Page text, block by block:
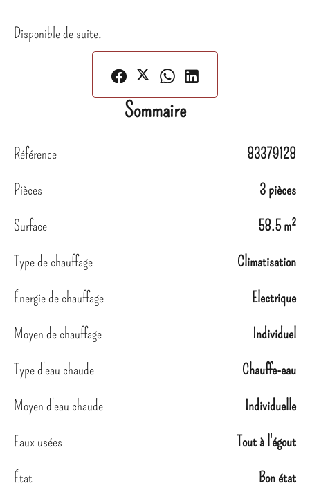
Disponible de suite.
Sommaire
Référence
83379128
Pièces
3 pièces
Surface
58.5 m²
Type de chauffage
Climatisation
Énergie de chauffage
Electrique
Moyen de chauffage
Individuel
Type d'eau chaude
Chauffe-eau
Moyen d'eau chaude
Individuelle
Eaux usées
Tout à l'égout
État
Bon état